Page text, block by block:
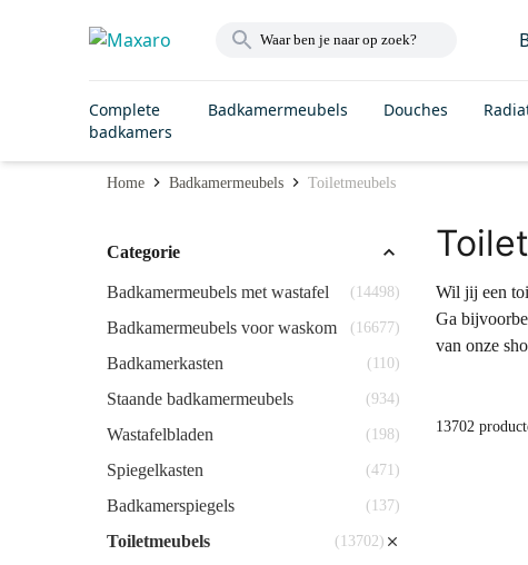
Complete
badkamers
Badkamermeubels Douches
Home Badkamermeubels Toiletmeubels
Categorie
Badkamermeubels met wastafel (14498)
Badkamermeubels voor waskom (16677)
Badkamerkasten (110)
Staande badkamermeubels (934)
Wastafelbladen (198)
Spiegelkasten (471)
Badkamerspiegels (137)
Toiletmeubels (13702)
Wil jij een
Ga
van onze
13702